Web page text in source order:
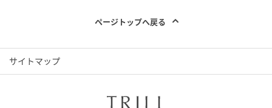
そもそもマジックアイとは？どうして立体に見
えるの？
いわゆるマジックアイと呼ばれる画像の多くは、正式
ページトップへ戻る
サイトマップ